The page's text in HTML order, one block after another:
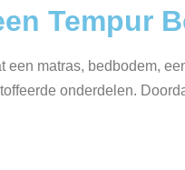
Tempur
matras, bedbodem,
onderdelen.